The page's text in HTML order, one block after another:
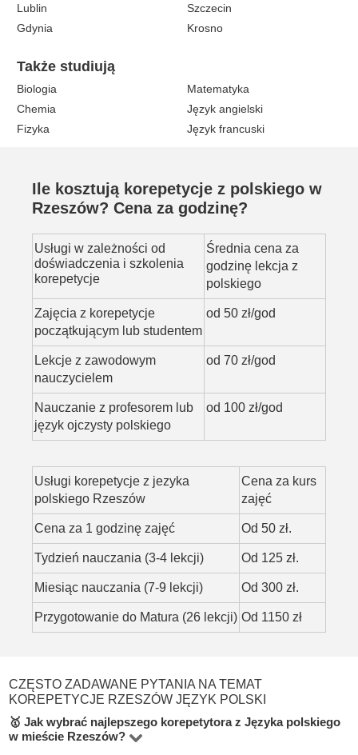
Lublin
Szczecin
Gdynia
Krosno
Także studiują
Biologia
Matematyka
Chemia
Język angielski
Fizyka
Język francuski
Ile kosztują korepetycje z polskiego w
Rzeszów? Cena za godzinę?
Usługi w zależności od
doświadczenia i szkolenia
korepetycje
Średnia cena za
godzinę lekcja z
polskiego
Zajęcia z korepetycje
początkującym lub studentem
od 50 zł/god
Lekcje z zawodowym
nauczycielem
od 70 zł/god
Nauczanie z profesorem lub
język ojczysty polskiego
od 100 zł/god
Usługi korepetycje z jezyka
polskiego Rzeszów
Cena za kurs
zajęć
Cena za 1 godzinę zajęć Od 50 zł.
Tydzień nauczania (3-4 lekcji) Od 125 zł.
Miesiąc nauczania (7-9 lekcji) Od 300 zł.
Przygotowanie do Matura (26 lekcji) Od 1150 zł
CZĘSTO ZADAWANE PYTANIA NA TEMAT
KOREPETYCJE RZESZÓW JĘZYK POLSKI
🥇 Jak wybrać najlepszego korepetytora z Języka polskiego
w mieście Rzeszów?